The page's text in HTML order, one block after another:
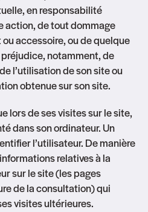
en responsabilité
action, de tout dommage
accessoire, ou de quelque
notamment, de
l’utilisation de son site ou
obtenue sur son site.
lors de ses visites sur le site,
dans son ordinateur. Un
l’utilisateur. De manière
relatives à la
sur le site (les pages
de la consultation) qui
visites ultérieures.